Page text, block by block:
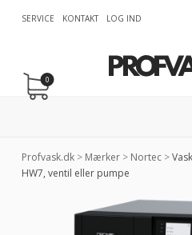
SERVICE KONTAKT LOG IND
0
Profvask.dk > Mærker > Nortec >
HW7, ventil eller pumpe